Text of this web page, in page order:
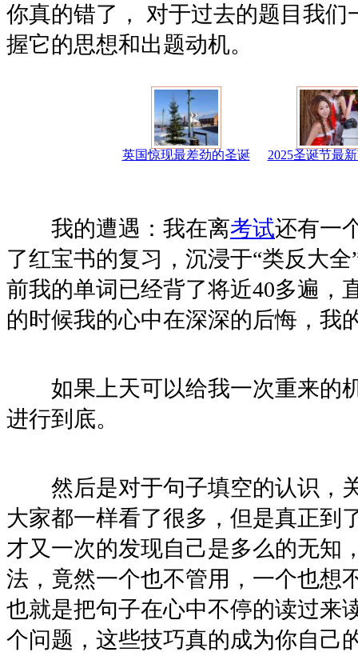
你真的错了， 对于过去的题目我们
握它的思想和出题动机。
英国惊现最差劲的圣诞 2025圣诞节最
我的遭遇：我在离考试还有一
了红宝书的复习，沉浸于“类反大
前我的单词已经背了将近40多遍，
的时候我的心中在深深的后悔，我
如果上天可以给我一次重来的
进行到底。
然后是对于句子填空的认识，
大家都一样看了很多，但是真正到
才又一次的发现自己是多么的无知
法，竟然一个也不管用，一个也想
也就是把句子在心中不停的读过来
个问题，这些技巧真的成为你自己